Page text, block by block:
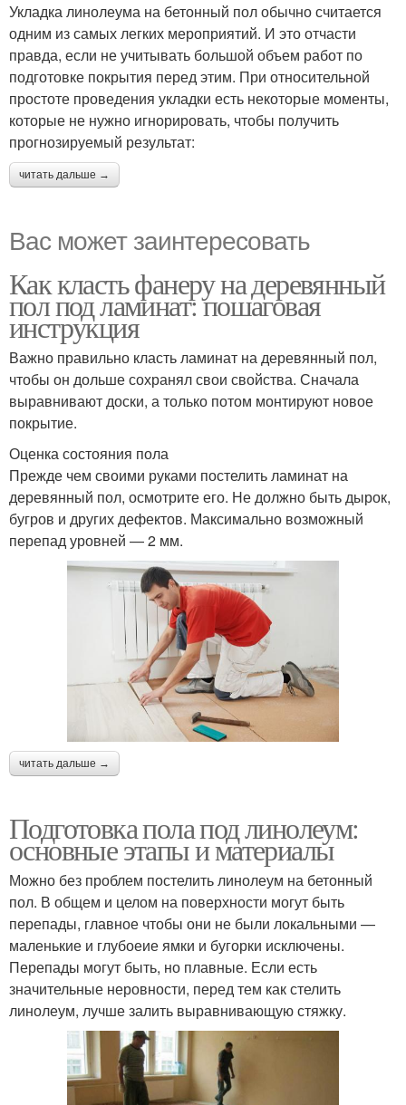
Укладка линолеума на бетонный пол обычно считается
одним из самых легких мероприятий. И это отчасти
правда, если не учитывать большой объем работ по
подготовке покрытия перед этим. При относительной
простоте проведения укладки есть некоторые моменты,
которые не нужно игнорировать, чтобы получить
прогнозируемый результат:
читать дальше →
Вас может заинтересовать
Как класть фанеру на деревянный
пол под ламинат: пошаговая
инструкция
Важно правильно класть ламинат на деревянный пол,
чтобы он дольше сохранял свои свойства. Сначала
выравнивают доски, а только потом монтируют новое
покрытие.
Оценка состояния пола
Прежде чем своими руками постелить ламинат на
деревянный пол, осмотрите его. Не должно быть дырок,
бугров и других дефектов. Максимально возможный
перепад уровней — 2 мм.
читать дальше →
Подготовка пола под линолеум:
основные этапы и материалы
Можно без проблем постелить линолеум на бетонный
пол. В общем и целом на поверхности могут быть
перепады, главное чтобы они не были локальными —
маленькие и глубоеие ямки и бугорки исключены.
Перепады могут быть, но плавные. Если есть
значительные неровности, перед тем как стелить
линолеум, лучше залить выравнивающую стяжку.